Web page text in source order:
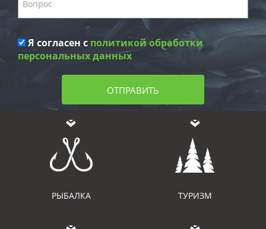
Я согласен с политикой обработки
персональных данных
ОТПРАВИТЬ
РЫБАЛКА ТУРИЗМ